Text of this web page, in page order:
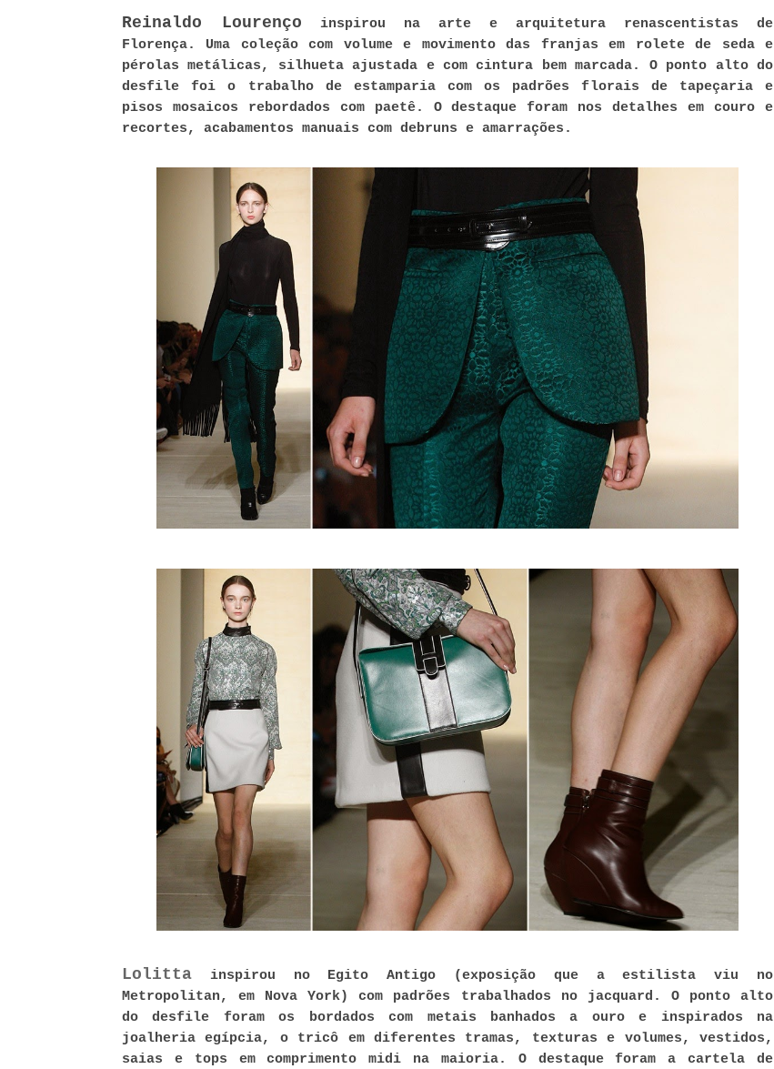
Reinaldo Lourenço inspirou na arte e arquitetura renascentistas de
Florença. Uma coleção com volume e movimento das franjas em rolete de seda e
pérolas metálicas, silhueta ajustada e com cintura bem marcada. O ponto alto do
desfile foi o trabalho de estamparia com os padrões florais de tapeçaria e
pisos mosaicos rebordados com paetê. O destaque foram nos detalhes em couro e
recortes, acabamentos manuais com debruns e amarrações.
Lolitta
inspirou no Egito Antigo (exposição que a estilista viu no
Metropolitan, em Nova York) com padrões trabalhados no jacquard. O ponto alto
do desfile foram os bordados com metais banhados a ouro e inspirados na
joalheria egípcia, o tricô em diferentes tramas, texturas e volumes, vestidos,
saias e tops em comprimento midi na maioria. O destaque foram a cartela de